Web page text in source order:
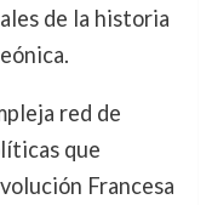
de la historia
red de
que
Francesa